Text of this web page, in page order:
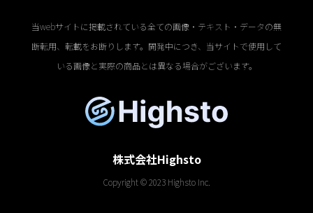
当webサイトに掲載されている全ての画像・テキスト・データの無
断転用、転載をお断りします。開発中につき、当サイトで使用して
いる画像と実際の商品とは異なる場合がございます。
株式会社Highsto
Copyright © 2023 Highsto Inc.